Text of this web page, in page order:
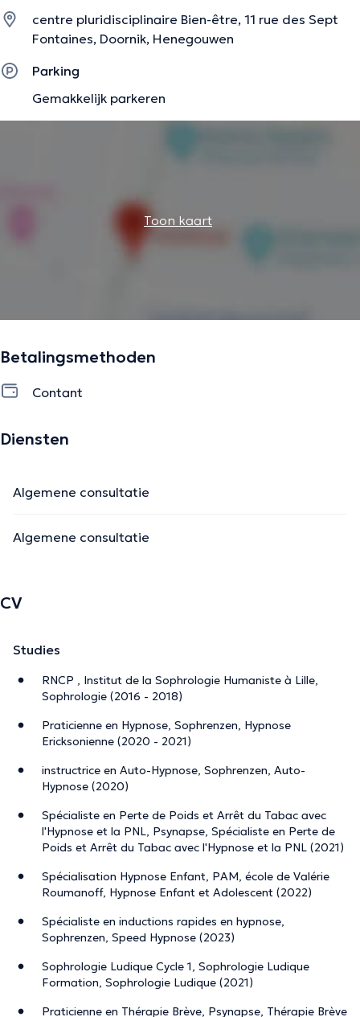
centre pluridisciplinaire Bien-être, 11 rue des Sept
Fontaines, Doornik, Henegouwen
Parking
Gemakkelijk parkeren
Toon kaart
Betalingsmethoden
Contant
Diensten
Algemene consultatie
Algemene consultatie
CV
Studies
RNCP , Institut de la Sophrologie Humaniste à Lille,
Sophrologie (2016 - 2018)
Praticienne en Hypnose, Sophrenzen, Hypnose
Ericksonienne (2020 - 2021)
instructrice en Auto-Hypnose, Sophrenzen, Auto-
Hypnose (2020)
Spécialiste en Perte de Poids et Arrêt du Tabac avec
l'Hypnose et la PNL, Psynapse, Spécialiste en Perte de
Poids et Arrêt du Tabac avec l'Hypnose et la PNL (2021)
Spécialisation Hypnose Enfant, PAM, école de Valérie
Roumanoff, Hypnose Enfant et Adolescent (2022)
Spécialiste en inductions rapides en hypnose,
Sophrenzen, Speed Hypnose (2023)
Sophrologie Ludique Cycle 1, Sophrologie Ludique
Formation, Sophrologie Ludique (2021)
Praticienne en Thérapie Brève, Psynapse, Thérapie Brève